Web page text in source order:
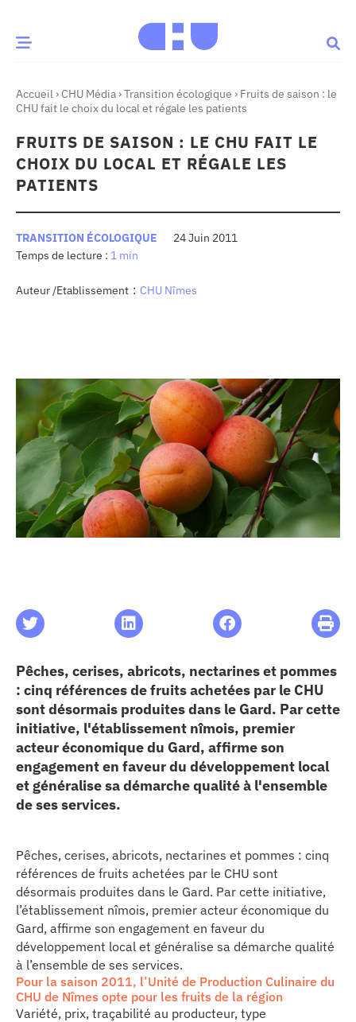
MOMENT
Innovation
& patrimoine Patient
nous
ce qu’un CHU ?
articles
& patrimoine
écologique
CONNECTÉ
d’info
Accueil › CHU Média ›Transition écologique › Fruits de saison : le
CHU fait le choix du local et régale les patients
FRUITS DE SAISON : LE CHU FAIT LE
CHOIX DU LOCAL ET RÉGALE LES
PATIENTS
TRANSITION ÉCOLOGIQUE
24 Juin 2011
1 min
Auteur /Etablissement : CHU Nîmes
Pêches, cerises, abricots, nectarines et pommes
: cinq références de fruits achetées par le CHU
sont désormais produites dans le Gard. Par cette
initiative, l'établissement nîmois, premier
acteur économique du Gard, affirme son
engagement en faveur du développement local
et généralise sa démarche qualité à l'ensemble
de ses services.
Pêches, cerises, abricots, nectarines et pommes : cinq
références de fruits achetées par le CHU sont
désormais produites dans le Gard. Par cette initiative,
l’établissement nîmois, premier acteur économique du
Gard, affirme son engagement en faveur du
développement local et généralise sa démarche qualité
à l’ensemble de ses services.
Pour la saison 2011, l’Unité de Production Culinaire du
CHU de Nîmes opte pour les fruits de la région
Variété, prix, traçabilité au producteur, type